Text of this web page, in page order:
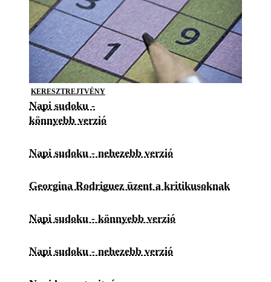
KERESZTREJTVÉNY
Napi sudoku -
könnyebb verzió
Napi sudoku - nehezebb verzió
Georgina Rodriguez üzent a kritikusoknak
Napi sudoku - könnyebb verzió
Napi sudoku - nehezebb verzió